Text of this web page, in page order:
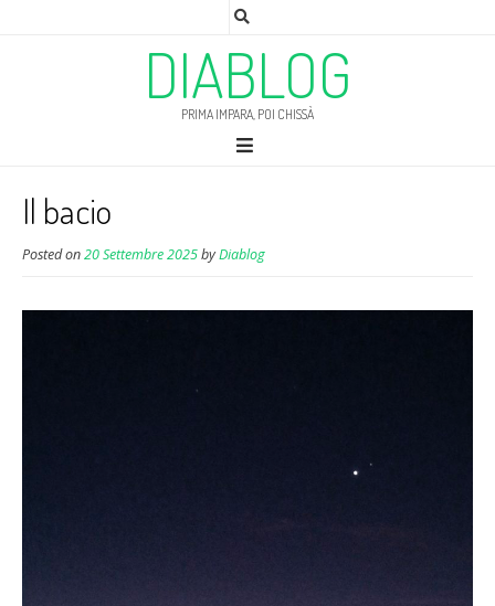
DIABLOG
PRIMA IMPARA, POI CHISSÀ
Il bacio
Posted on20 Settembre 2025byDiablog